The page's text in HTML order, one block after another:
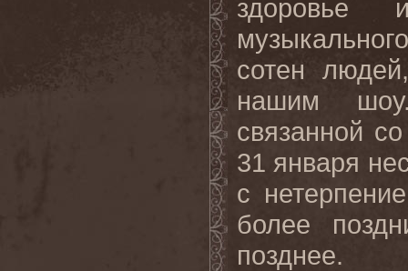
здоровье
сотен
нашим
связанной
31 января
с
более
позднее.